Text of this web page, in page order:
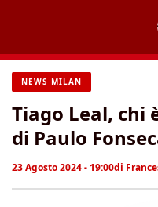
contenuto
NEWS MILAN
Tiago Leal, chi
di Paulo
23 Agosto 2024 - 19:00di